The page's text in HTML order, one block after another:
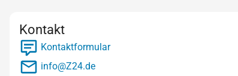
Kontakt
Kontaktformular
info@Z24.de